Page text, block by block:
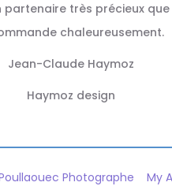
partenaire très précieux que
chaleureusement.
Jean-Claude Haymoz
Haymoz design
Photographe My